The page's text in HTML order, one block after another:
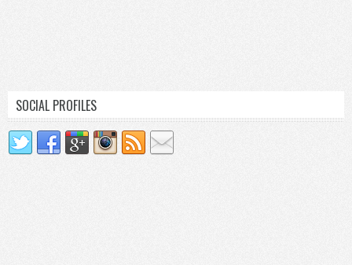
SOCIAL PROFILES